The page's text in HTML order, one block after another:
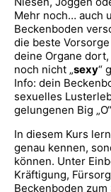
Mehr noch… auch
Beckenboden
die beste
deine Organe
noch nicht „sexy“
Info: dein
sexuelles
gelungenen Big
In diesem Kurs
genau kennen,
können. Unter
Kräftigung,
Beckenboden